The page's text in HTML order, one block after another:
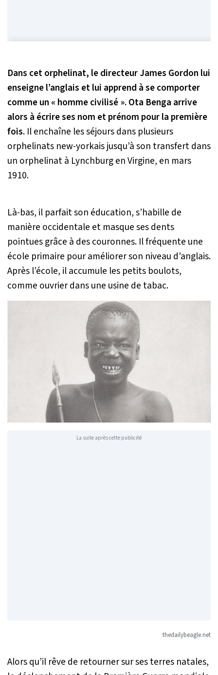
Dans cet orphelinat, le directeur James Gordon lui
enseigne l’anglais et lui apprend à se comporter
comme un « homme civilisé ». Ota Benga arrive
alors à écrire ses nom et prénom pour la première
fois. Il enchaîne les séjours dans plusieurs
orphelinats new-yorkais jusqu’à son transfert dans
un orphelinat à Lynchburg en Virgine, en mars
1910.
Là-bas, il parfait son éducation, s’habille de
manière occidentale et masque ses dents
pointues grâce à des couronnes. Il fréquente une
école primaire pour améliorer son niveau d’anglais.
Après l’école, il accumule les petits boulots,
comme ouvrier dans une usine de tabac.
La suite après cette publicité
thedailybeagle.net
Alors qu’il rêve de retourner sur ses terres natales,